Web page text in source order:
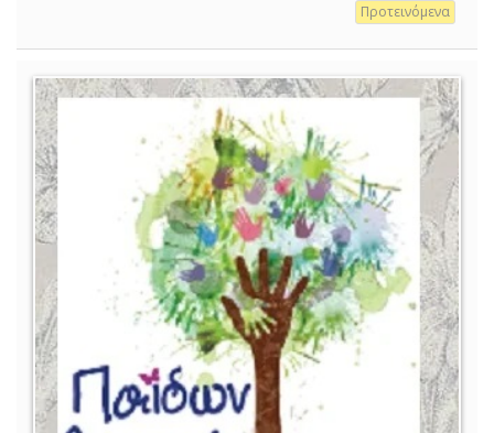
Προτεινόμενα